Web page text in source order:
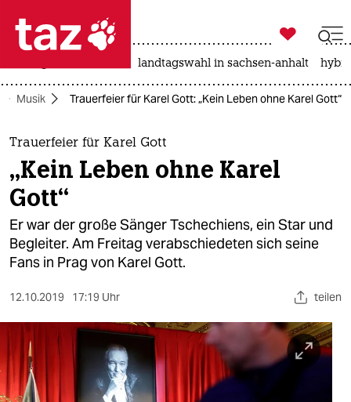
 taz zahl ich
taz zahl ich
themen
politik
öko
gesellschaft
sport
berlin
nord

taz zahl ich
landtagswahl in sachsen-anhalt
Musik Trauerfeier für Karel Gott: „Kein Leben ohne Karel Gott“
Trauerfeier für Karel Gott
„Kein Leben ohne Karel
Gott“
Er war der große Sänger Tschechiens, ein Star und
Begleiter. Am Freitag verabschiedeten sich seine
Fans in Prag von Karel Gott.
12.10.2019 17:19 Uhr teilen